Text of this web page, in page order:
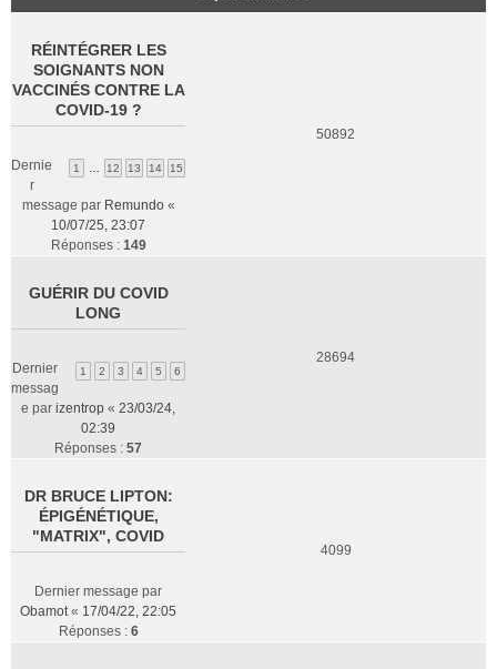
RÉINTÉGRER LES
SOIGNANTS NON
VACCINÉS CONTRE LA
COVID-19 ?
1 12 13 14 15
Dernie
r
message par Remundo«
10/07/25, 23:07
Réponses : 149
50892
GUÉRIR DU COVID
LONG
1 2 3 4 5 6
Dernier
messag
e par izentrop « 23/03/24,
02:39
Réponses : 57
28694
DR BRUCE LIPTON:
ÉPIGÉNÉTIQUE,
"MATRIX", COVID
Dernier message par
Obamot« 17/04/22, 22:05
Réponses : 6
4099